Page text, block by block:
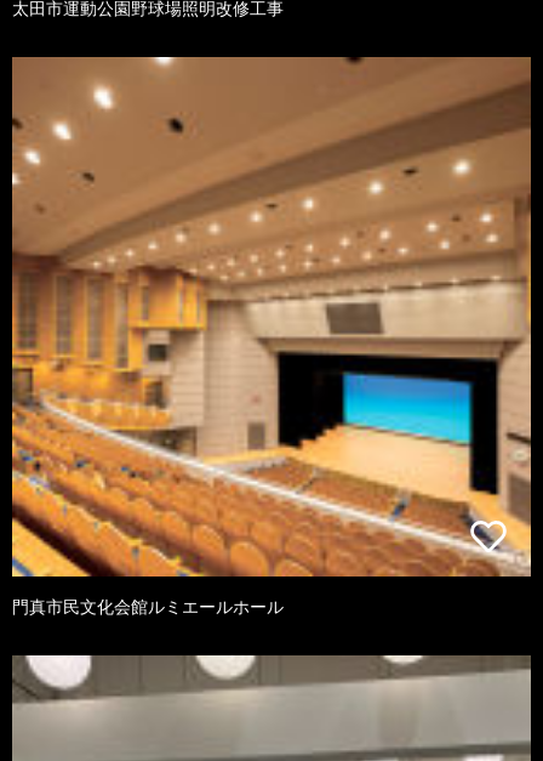
太田市運動公園野球場照明改修工事
門真市民文化会館ルミエールホール